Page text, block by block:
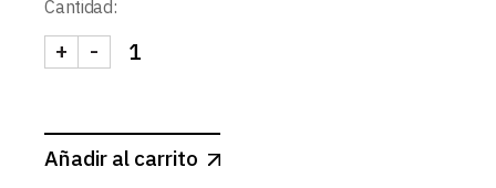
Cantidad:
CONTROLADOR 12-24V 12A MONOCOLOR
-
+
Añadir al carrito